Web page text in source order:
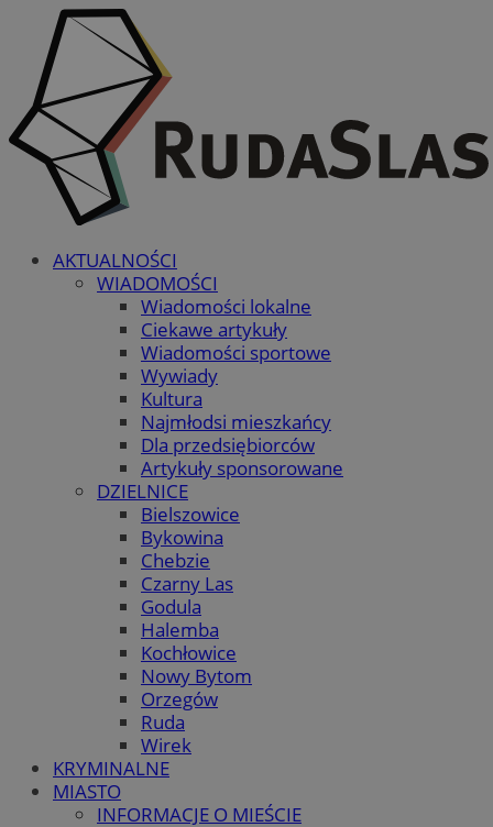
AKTUALNOŚCI
WIADOMOŚCI
Wiadomości lokalne
Ciekawe artykuły
Wiadomości sportowe
Wywiady
Kultura
Najmłodsi mieszkańcy
Dla przedsiębiorców
Artykuły sponsorowane
DZIELNICE
Bielszowice
Bykowina
Chebzie
Czarny Las
Godula
Halemba
Kochłowice
Nowy Bytom
Orzegów
Ruda
Wirek
KRYMINALNE
MIASTO
INFORMACJE O MIEŚCIE